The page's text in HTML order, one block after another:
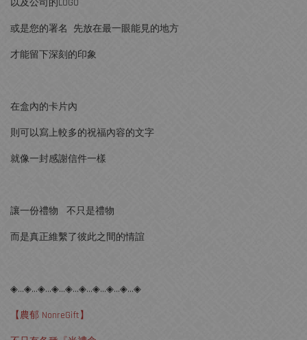
以及公司的LOGO
或是您的署名 先放在最一眼能見的地方
才能留下深刻的印象
在盒內的卡片內
則可以寫上較多的祝福內容的文字
就像一封感謝信件一樣
讓一份禮物 不只是禮物
而是真正維繫了彼此之間的情誼
◈…◈…◈…◈…◈…◈…◈…◈…◈…◈
【農郁 NonreGift】